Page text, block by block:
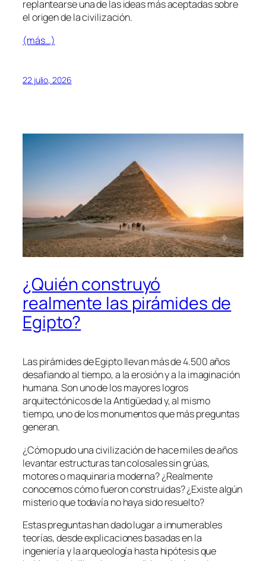
replantearse una de las ideas más aceptadas sobre
el origen de la civilización.
(más…)
22 julio, 2026
¿Quién construyó
realmente las pirámides de
Egipto?
Las pirámides de Egipto llevan más de 4.500 años
desafiando al tiempo, a la erosión y a la imaginación
humana. Son uno de los mayores logros
arquitectónicos de la Antigüedad y, al mismo
tiempo, uno de los monumentos que más preguntas
generan.
¿Cómo pudo una civilización de hace miles de años
levantar estructuras tan colosales sin grúas,
motores o maquinaria moderna? ¿Realmente
conocemos cómo fueron construidas? ¿Existe algún
misterio que todavía no haya sido resuelto?
Estas preguntas han dado lugar a innumerables
teorías, desde explicaciones basadas en la
ingeniería y la arqueología hasta hipótesis que